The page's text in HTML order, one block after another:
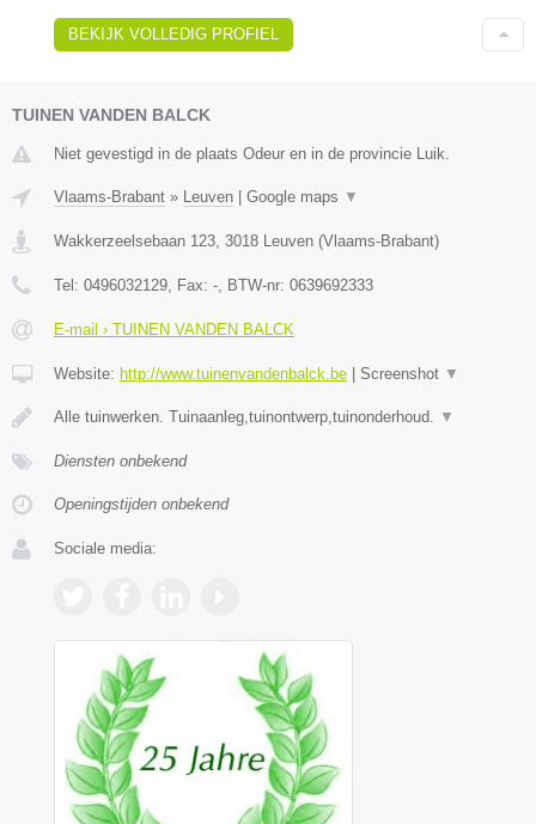
BEKIJK VOLLEDIG PROFIEL
TUINEN VANDEN BALCK
Niet gevestigd in de plaats Odeur en in de provincie Luik.
Vlaams-Brabant » Leuven Google maps ▼
Wakkerzeelsebaan 123 3018 Leuven (Vlaams-Brabant)
Tel: 0496032129 , Fax: - , BTW-nr: 0639692333
E-mail › TUINEN VANDEN BALCK
Website: http://www.tuinenvandenbalck.be Screenshot ▼
Alle tuinwerken. Tuinaanleg,tuinontwerp,tuinonderhoud. ▼
Diensten onbekend
Openingstijden onbekend
Sociale media: